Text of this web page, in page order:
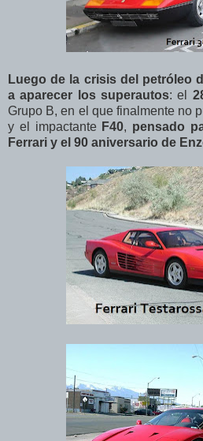
Luego de la crisis del petróleo
a aparecer los superautos: el
Grupo B, en el que finalmente no
y el impactante F40, pensado
Ferrari y el 90 aniversario de